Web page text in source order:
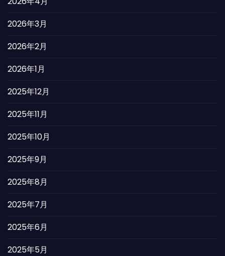
2026年3月
2026年2月
2026年1月
2025年12月
2025年11月
2025年10月
2025年9月
2025年8月
2025年7月
2025年6月
2025年5月